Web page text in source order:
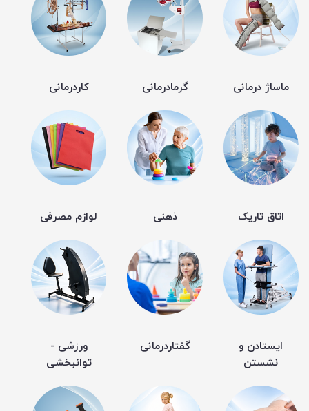
ماساژ درمانی گرمادرمانی کاردرمانی
اتاق تاریک ذهنی لوازم مصرفی
ایستادن و
نشستن
گفتاردرمانی
ورزشی -
توانبخشی